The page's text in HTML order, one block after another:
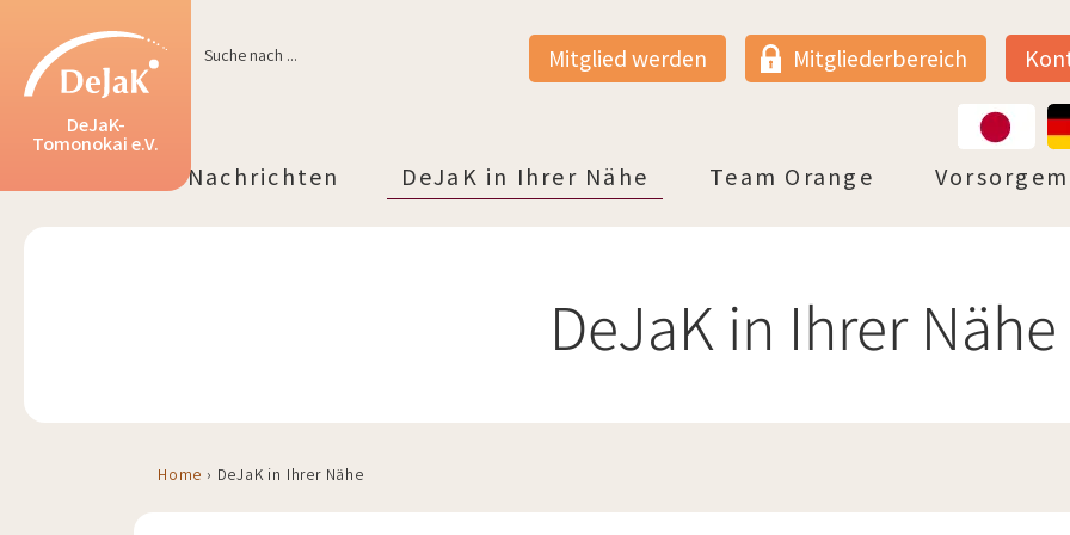
DeJaK-
Tomonokai e.V.
Suche nach ... Mitglied werden Mitgliederbereich
JP DE
Über uns
Tätigkeiten
Mitgliedschaft
Nachrichten
DeJaK in Ihrer Nähe
Berlin/Brandenburg
Niedersachsen
Nordrhein-Westfalen
Hessen&Rheinland-Pfalz
Baden-Württemberg
Bayern
Team Orange
DeJaK in Ihrer Nähe
Home › DeJaK in Ihrer Nähe